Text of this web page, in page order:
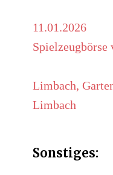
11.01.2026
Spielzeugbörse
in der
Limbach,
Limbach
Sonstiges: